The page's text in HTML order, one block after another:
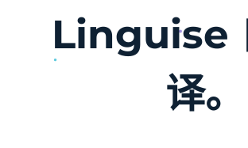
Linguise
译。